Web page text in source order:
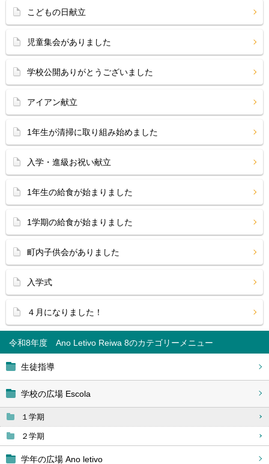
令和8年度 Ano Letivo Reiwa 8
生徒指導
学校の広場 Escola
１学期
２学期
学年の広場 Ano letivo
こどもの日献立
児童集会がありました
学校公開ありがとうございました
アイアン献立
1年生が清掃に取り組み始めました
入学・進級お祝い献立
1年生の給食が始まりました
1学期の給食が始まりました
町内子供会がありました
入学式
４月になりました！